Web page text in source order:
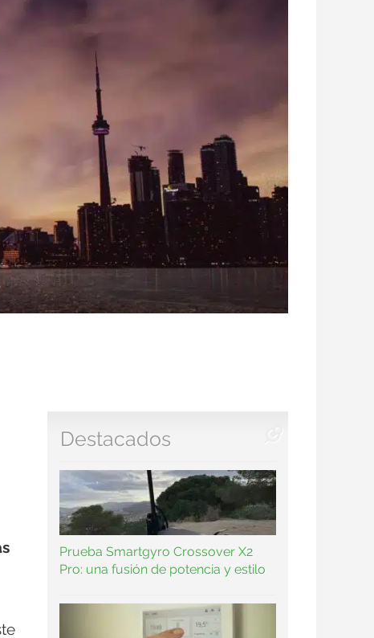
Destacados
Prueba Smartgyro Crossover X2
Pro: una fusión de potencia y estilo